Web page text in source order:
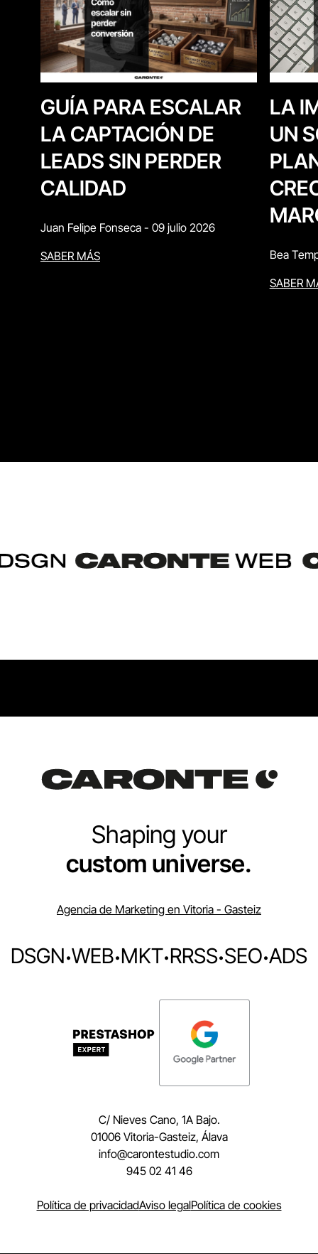
GUÍA PARA ESCALAR
LA CAPTACIÓN DE
LEADS SIN PERDER
CALIDAD
Juan Felipe Fonseca - 09 julio 2026
SABER MÁS
LA
UN
Bea
SABER
Shaping your
custom universe.
Agencia de Marketing en Vitoria - Gasteiz
DSGN·WEB·MKT·RRSS·SEO·ADS
C/ Nieves Cano, 1A Bajo.
01006 Vitoria-Gasteiz, Álava
moc.oidutsetnorac@ofni
945 02 41 46
Política de privacidadAviso legalPolítica de cookies